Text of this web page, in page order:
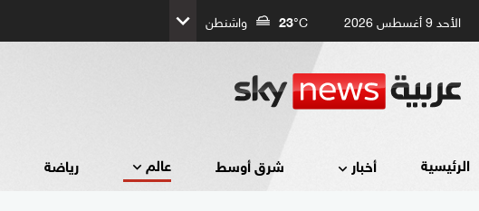
الأحد 9 أغسطس 2026 23°C واشنطن
الرئيسية أخبار شرق أوسط عالم رياضة